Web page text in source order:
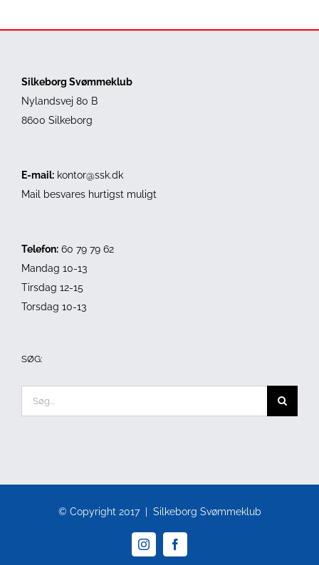
Silkeborg Svømmeklub
Nylandsvej 80 B
8600 Silkeborg
E-mail: kontor@ssk.dk
Mail besvares hurtigst muligt
Telefon: 60 79 79 62
Mandag 10-13
Tirsdag 12-15
Torsdag 10-13
SØG:
efter:
© Copyright 2017 | Silkeborg Svømmeklub
InstagramFacebook